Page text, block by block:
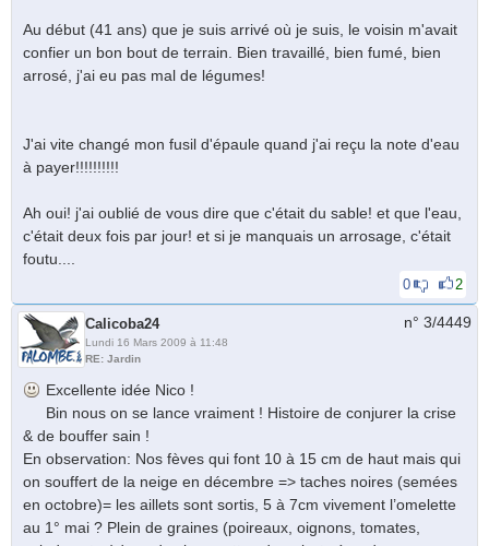
Au début (41 ans) que je suis arrivé où je suis, le voisin m'avait
confier un bon bout de terrain. Bien travaillé, bien fumé, bien
arrosé, j'ai eu pas mal de légumes!
J'ai vite changé mon fusil d'épaule quand j'ai reçu la note d'eau
à payer!!!!!!!!!!
Ah oui! j'ai oublié de vous dire que c'était du sable! et que l'eau,
c'était deux fois par jour! et si je manquais un arrosage, c'était
foutu....
0 2
Calicoba24
Lundi 16 Mars 2009 à 11:48
RE: Jardin
n° 3/4449
Excellente idée Nico !
Bin nous on se lance vraiment ! Histoire de conjurer la crise
& de bouffer sain !
En observation: Nos fèves qui font 10 à 15 cm de haut mais qui
on souffert de la neige en décembre => taches noires (semées
en octobre)= les aillets sont sortis, 5 à 7cm vivement l’omelette
au 1° mai ? Plein de graines (poireaux, oignons, tomates,